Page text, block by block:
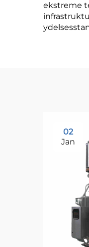
ekstreme
02
Jan